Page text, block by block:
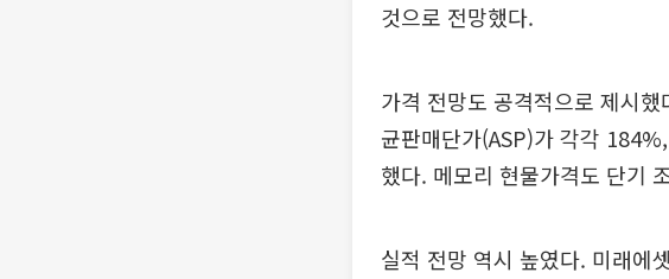
것으로 전망했다.
가격 전망도 공격적으로 제시
균판매단가(ASP)가 각각
했다. 메모리 현물가격도 단기
실적 전망 역시 높였다. 미래에